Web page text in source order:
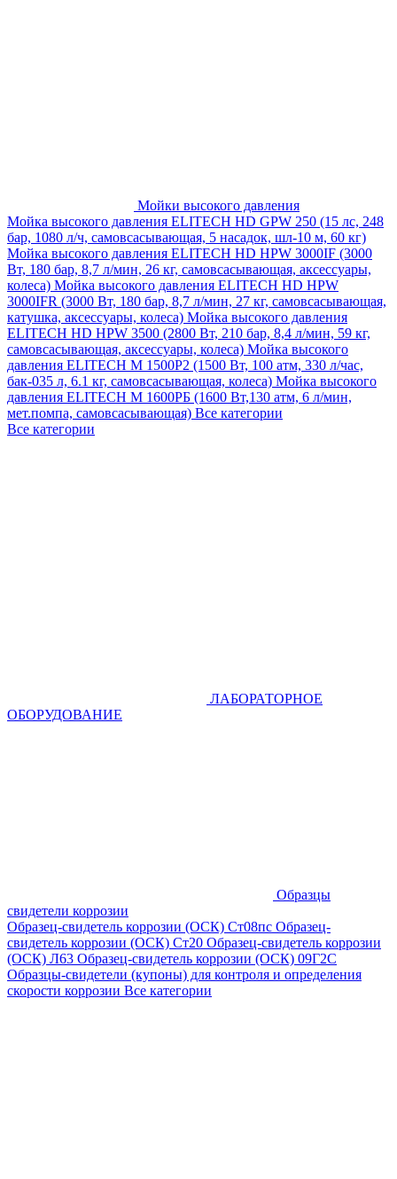
Мойки высокого давления
Мойка высокого давления ELITECH HD GPW 250 (15 лс, 248
бар, 1080 л/ч, самовсасывающая, 5 насадок, шл-10 м, 60 кг)
Мойка высокого давления ELITECH HD HPW 3000IF (3000
Вт, 180 бар, 8,7 л/мин, 26 кг, самовсасывающая, аксессуары,
колеса) Мойка высокого давления ELITECH HD HPW
3000IFR (3000 Вт, 180 бар, 8,7 л/мин, 27 кг, самовсасывающая,
катушка, аксессуары, колеса) Мойка высокого давления
ELITECH HD HPW 3500 (2800 Вт, 210 бар, 8,4 л/мин, 59 кг,
самовсасывающая, аксессуары, колеса) Мойка высокого
давления ELITECH M 1500P2 (1500 Вт, 100 атм, 330 л/час,
бак-035 л, 6.1 кг, самовсасывающая, колеса) Мойка высокого
давления ELITECH М 1600РБ (1600 Вт,130 атм, 6 л/мин,
мет.помпа, самовсасывающая) Все категории
Все категории
ЛАБОРАТОРНОЕ
ОБОРУДОВАНИЕ
Образцы
свидетели коррозии
Образец-свидетель коррозии (ОСК) Ст08пс Образец-
свидетель коррозии (ОСК) Ст20 Образец-свидетель коррозии
(ОСК) Л63 Образец-свидетель коррозии (ОСК) 09Г2С
Образцы-свидетели (купоны) для контроля и определения
скорости коррозии Все категории